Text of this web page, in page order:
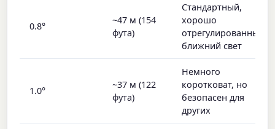
0.8°
~47 м (154
фута)
Стандартный,
хорошо
отрегулированный
ближний свет
1.0°
~37 м (122
фута)
Немного
коротковат, но
безопасен для
других